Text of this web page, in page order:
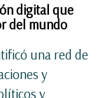
digital que
del mundo
una red de
y
y